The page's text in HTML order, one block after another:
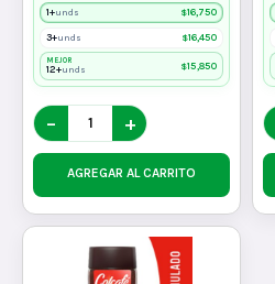
1+unds $16,750
3+unds $16,450
MEJOR
12+unds $15,850
− +
AGREGAR AL CARRITO